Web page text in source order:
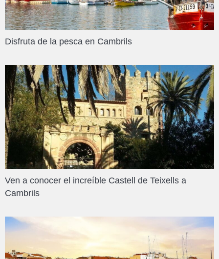
Disfruta de la pesca en Cambrils
Ven a conocer el increíble Castell de Teixells a
Cambrils